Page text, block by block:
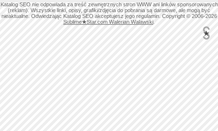
Katalog SEO nie odpowiada za treść zewnętrznych stron WWW ani linków sponsorowanych
(reklam). Wszystkie linki, opisy, grafiki/zdjęcia do pobrania są darmowe, ale mogą być
nieaktualne. Odwiedzając Katalog SEO akceptujesz jego regulamin. Copyright © 2006-2026
Sublime★Star.com Walerian Walawski